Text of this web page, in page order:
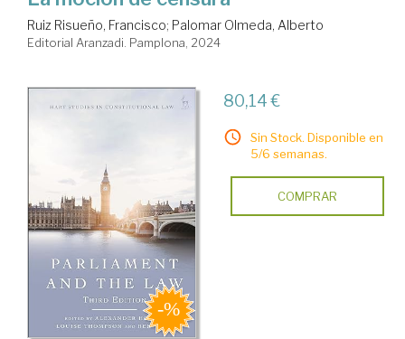
Ruiz Risueño, Francisco; Palomar Olmeda, Alberto
Editorial Aranzadi. Pamplona, 2024
80,14 €
Sin Stock. Disponible en
5/6 semanas.
COMPRAR